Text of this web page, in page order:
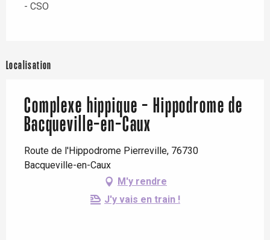
- CSO
Localisation
Complexe hippique - Hippodrome de
Bacqueville-en-Caux
Route de l'Hippodrome Pierreville, 76730
Bacqueville-en-Caux
M'y rendre
J'y vais en train !